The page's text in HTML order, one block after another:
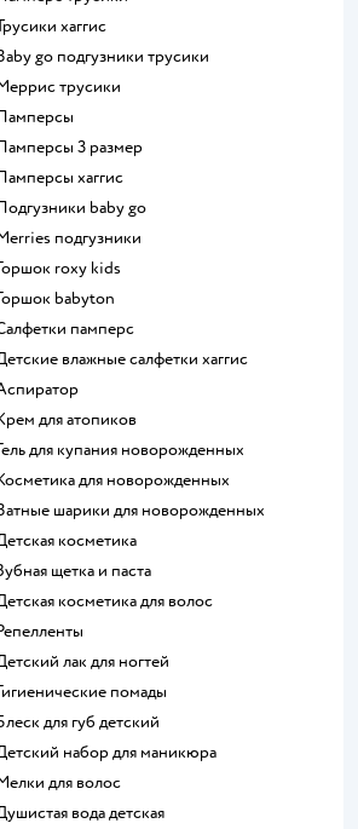
трусики хаггис
baby go подгузники трусики
меррис трусики
памперсы
памперсы 3 размер
памперсы хаггис
подгузники baby go
merries подгузники
горшок roxy kids
горшок babyton
салфетки памперс
детские влажные салфетки хаггис
аспиратор
крем для атопиков
гель для купания новорожденных
косметика для новорожденных
ватные шарики для новорожденных
детская косметика
зубная щетка и паста
детская косметика для волос
репелленты
детский лак для ногтей
гигиенические помады
блеск для губ детский
детский набор для маникюра
мелки для волос
душистая вода детская